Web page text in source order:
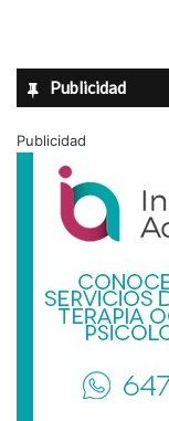
Publicidad
Publicidad